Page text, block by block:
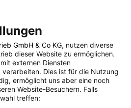
POSTS BY TAG
1 BEITRAG
GmbH & Co KG, nutzen diverse
dieser Website zu ermöglichen.
externen Diensten
Dies ist für die Nutzung
ermöglicht uns aber eine noch
Website-Besuchern. Falls
treffen: